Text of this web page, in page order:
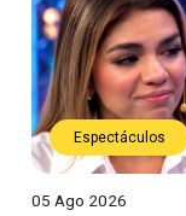
Espectáculos
05 Ago 2026